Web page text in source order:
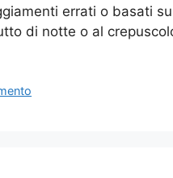
errati o basati
di notte o al